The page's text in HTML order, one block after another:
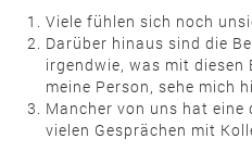
Viele fühlen sich noch
Darüber hinaus sind die
irgendwie, was mit
meine Person, sehe mich
Mancher von uns hat eine
vielen Gesprächen mit